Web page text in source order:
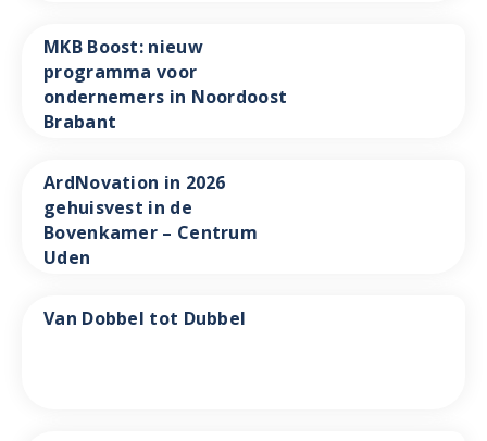
MKB Boost: nieuw
programma voor
ondernemers in Noordoost
Brabant
ArdNovation in 2026
gehuisvest in de
Bovenkamer – Centrum
Uden
Van Dobbel tot Dubbel